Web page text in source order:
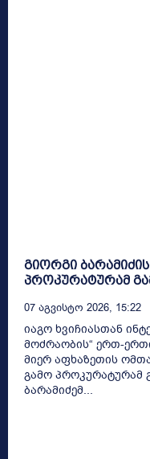
გიორგი
პროკურატურამ
07 Აგვისტო 2026, 15:22
იაგო ხვიჩიასთან
მოძრაობის“ ერთ-
მიერ აფხაზეთის
გამო პროკურატურამ
ბარამიძემ...